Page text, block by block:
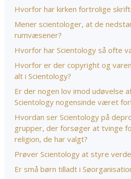
Hvorfor har kirken fortrolige
Mener scientologer, at de
rumvæsener?
Hvorfor har Scientology så ofte
Hvorfor er der copyright og
alt i Scientology?
Er der nogen lov imod udøvelse
Scientology nogensinde været
Hvordan ser Scientology på
grupper, der forsøger at tvinge
religion, de har valgt?
Prøver Scientology at styre
Er små børn tilladt i